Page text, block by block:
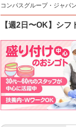
コンパスグループ・ジャ
【週2日〜OK】シ